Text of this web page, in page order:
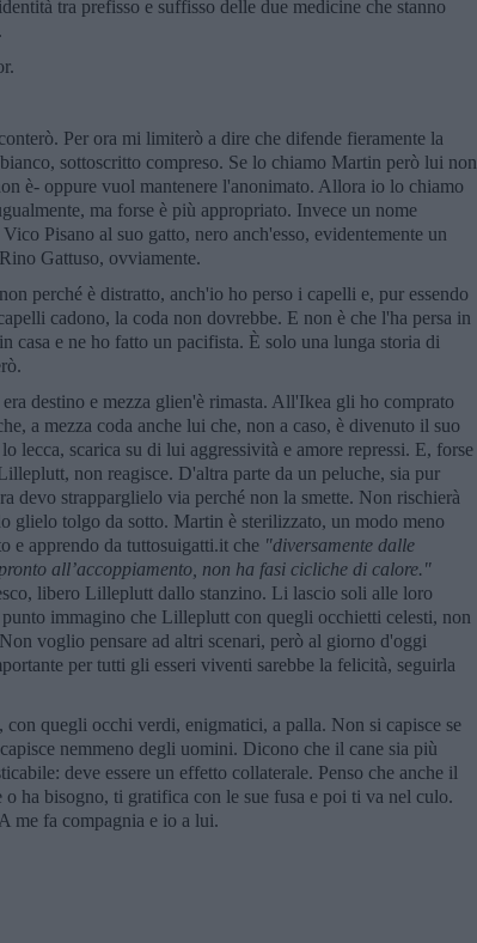
tra prefisso e suffisso delle due medicine che stanno
Per ora mi limiterò a dire che difende fieramente la
sottoscritto compreso. Se lo chiamo Martin però lui non
è- oppure vuol mantenere l'anonimato. Allora io lo chiamo
ma forse è più appropriato. Invece un nome
Pisano al suo gatto, nero anch'esso, evidentemente un
Gattuso, ovviamente.
perché è distratto, anch'io ho perso i capelli e, pur essendo
cadono, la coda non dovrebbe. E non è che l'ha persa in
casa e ne ho fatto un pacifista. È solo una lunga storia di
destino e mezza glien'è rimasta. All'Ikea gli ho comprato
a mezza coda anche lui che, non a caso, è divenuto il suo
lecca, scarica su di lui aggressività e amore repressi. E, forse
non reagisce. D'altra parte da un peluche, sia pur
devo strapparglielo via perché non la smette. Non rischierà
glielo tolgo da sotto. Martin è sterilizzato, un modo meno
e apprendo da tuttosuigatti.it che "diversamente dalle
all’accoppiamento, non ha fasi cicliche di calore."
libero Lilleplutt dallo stanzino. Li lascio soli alle loro
immagino che Lilleplutt con quegli occhietti celesti, non
voglio pensare ad altri scenari, però al giorno d'oggi
per tutti gli esseri viventi sarebbe la felicità, seguirla
quegli occhi verdi, enigmatici, a palla. Non si capisce se
nemmeno degli uomini. Dicono che il cane sia più
deve essere un effetto collaterale. Penso che anche il
ha bisogno, ti gratifica con le sue fusa e poi ti va nel culo.
me fa compagnia e io a lui.